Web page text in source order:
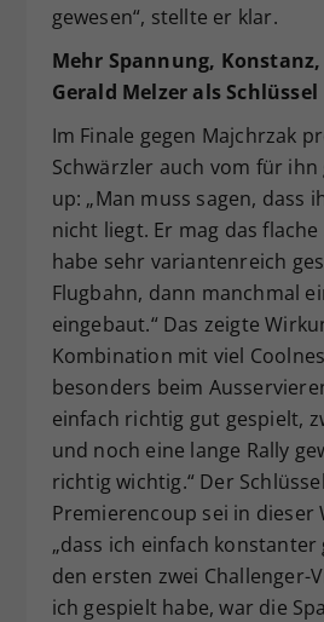
gewesen“, stellte er klar.
Mehr Spannung,
Gerald Melzer als Schlüssel
Im Finale gegen Majchrzak
Schwärzler auch vom für
up: „Man muss sagen, dass
nicht liegt. Er mag das
habe sehr variantenreich
Flugbahn, dann manchmal
eingebaut.“ Das zeigte
Kombination mit viel
besonders beim
einfach richtig gut gespielt,
und noch eine lange Rally
richtig wichtig.“ Der
Premierencoup sei in dieser
„dass ich einfach konstanter
den ersten zwei Challenger-
ich gespielt habe, war die